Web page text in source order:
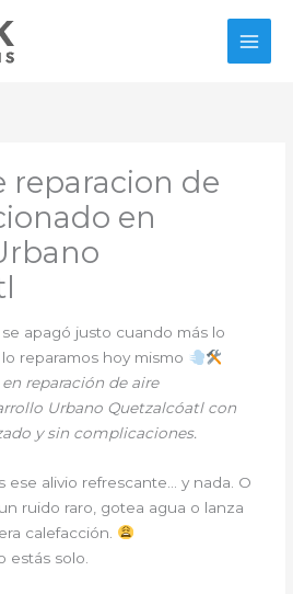
reparacion de
en
apagó justo cuando más lo
reparamos hoy mismo
reparación de aire
Urbano Quetzalcóatl con
y sin complicaciones.
ese alivio refrescante… y nada. O
ruido raro, gotea agua o lanza
calefacción.
estás solo.